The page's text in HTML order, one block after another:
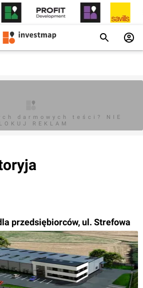
darmowych teści? NIE
REKLAM
przedsiębiorców, ul. Strefowa